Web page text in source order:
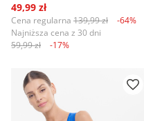
49,99 zł
Cena regularna 139,99 zł
-64%
Najniższa cena z 30 dni
59,99 zł
-17%